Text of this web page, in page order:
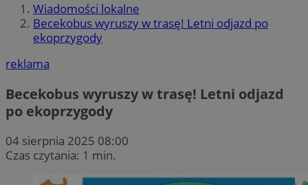
Wiadomości lokalne
Becekobus wyruszy w trasę! Letni odjazd po
ekoprzygody
reklama
Becekobus wyruszy w trasę! Letni odjazd
po ekoprzygody
04 sierpnia 2025 08:00
Czas czytania: 1 min.